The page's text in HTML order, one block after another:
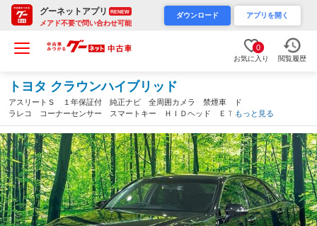
グーネットアプリ RENEW
メアド不要で問い合わせ可能
ダウンロード アプリを開く
0
お気に入り 閲覧履歴
トヨタ クラウンハイブリッド
アスリートＳ １年保証付 純正ナビ 全周囲カメラ 禁煙車 ド
ラレコ コーナーセンサー スマートキー ＨＩＤヘッド ＥＴ
Ｃ クルコン 純正１８インチアルミ オートライト デュアルエ
アコン Ｂｌｕｅｔｏｏｔｈ ＣＤ（沖縄県）
もっと見る